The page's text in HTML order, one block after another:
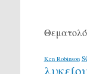
Ken Robinson